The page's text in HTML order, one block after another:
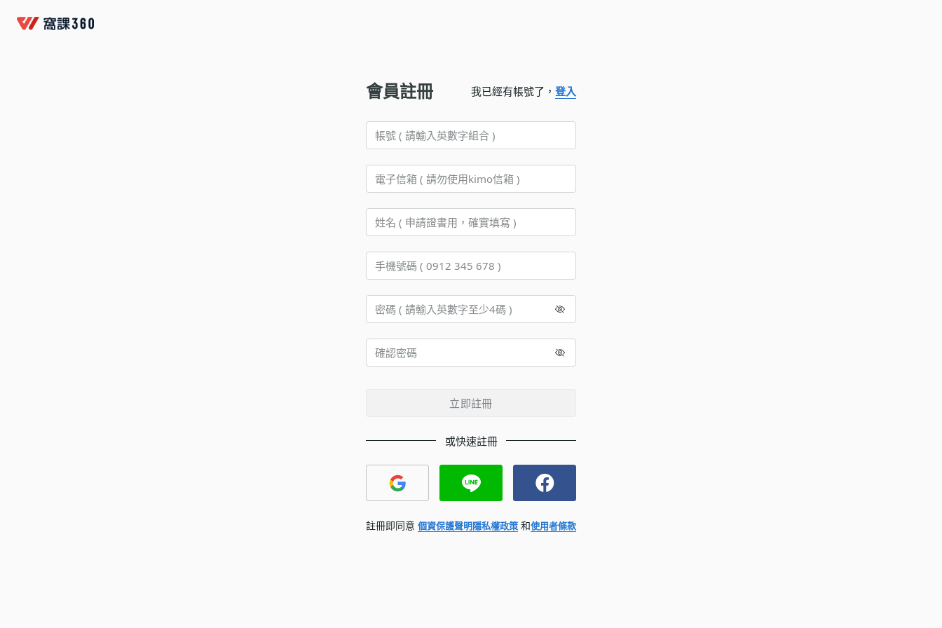
會員註冊 我已經有帳號了， 登入
立即註冊
或快速註冊
註冊即同意 個資保護聲明隱私權政策 和使用者條款